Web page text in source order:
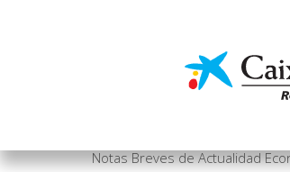
Notas Breves de Actualidad